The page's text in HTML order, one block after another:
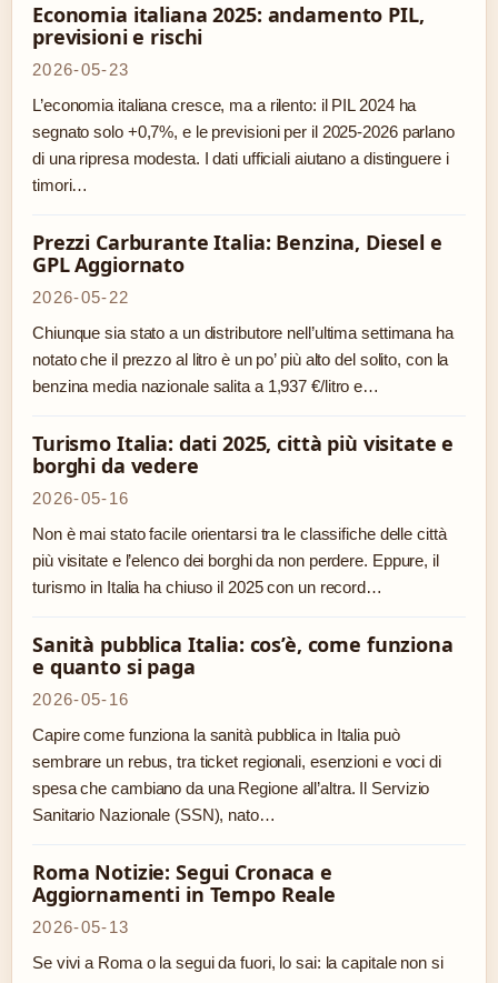
Economia italiana 2025: andamento PIL,
previsioni e rischi
2026-05-23
L’economia italiana cresce, ma a rilento: il PIL 2024 ha
segnato solo +0,7%, e le previsioni per il 2025-2026 parlano
di una ripresa modesta. I dati ufficiali aiutano a distinguere i
timori…
Prezzi Carburante Italia: Benzina, Diesel e
GPL Aggiornato
2026-05-22
Chiunque sia stato a un distributore nell’ultima settimana ha
notato che il prezzo al litro è un po’ più alto del solito, con la
benzina media nazionale salita a 1,937 €/litro e…
Turismo Italia: dati 2025, città più visitate e
borghi da vedere
2026-05-16
Non è mai stato facile orientarsi tra le classifiche delle città
più visitate e l’elenco dei borghi da non perdere. Eppure, il
turismo in Italia ha chiuso il 2025 con un record…
Sanità pubblica Italia: cos’è, come funziona
e quanto si paga
2026-05-16
Capire come funziona la sanità pubblica in Italia può
sembrare un rebus, tra ticket regionali, esenzioni e voci di
spesa che cambiano da una Regione all’altra. Il Servizio
Sanitario Nazionale (SSN), nato…
Roma Notizie: Segui Cronaca e
Aggiornamenti in Tempo Reale
2026-05-13
Se vivi a Roma o la segui da fuori, lo sai: la capitale non si